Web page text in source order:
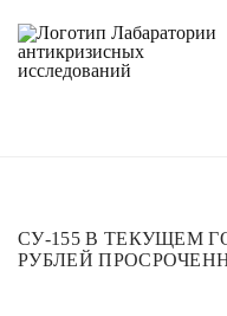
Главная Новости и
СУ-155 В ТЕКУЩЕМ
РУБЛЕЙ